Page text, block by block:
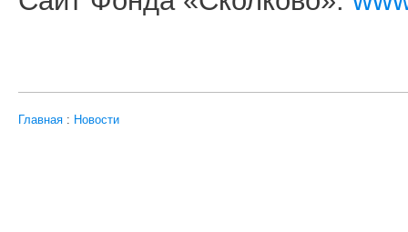
Главная : Новости